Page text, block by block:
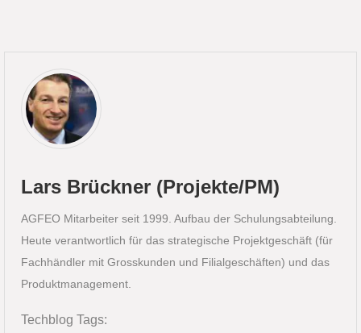
Lars Brückner (Projekte/PM)
AGFEO Mitarbeiter seit 1999. Aufbau der Schulungsabteilung.
Heute verantwortlich für das strategische Projektgeschäft (für
Fachhändler mit Grosskunden und Filialgeschäften) und das
Produktmanagement.
Techblog Tags: